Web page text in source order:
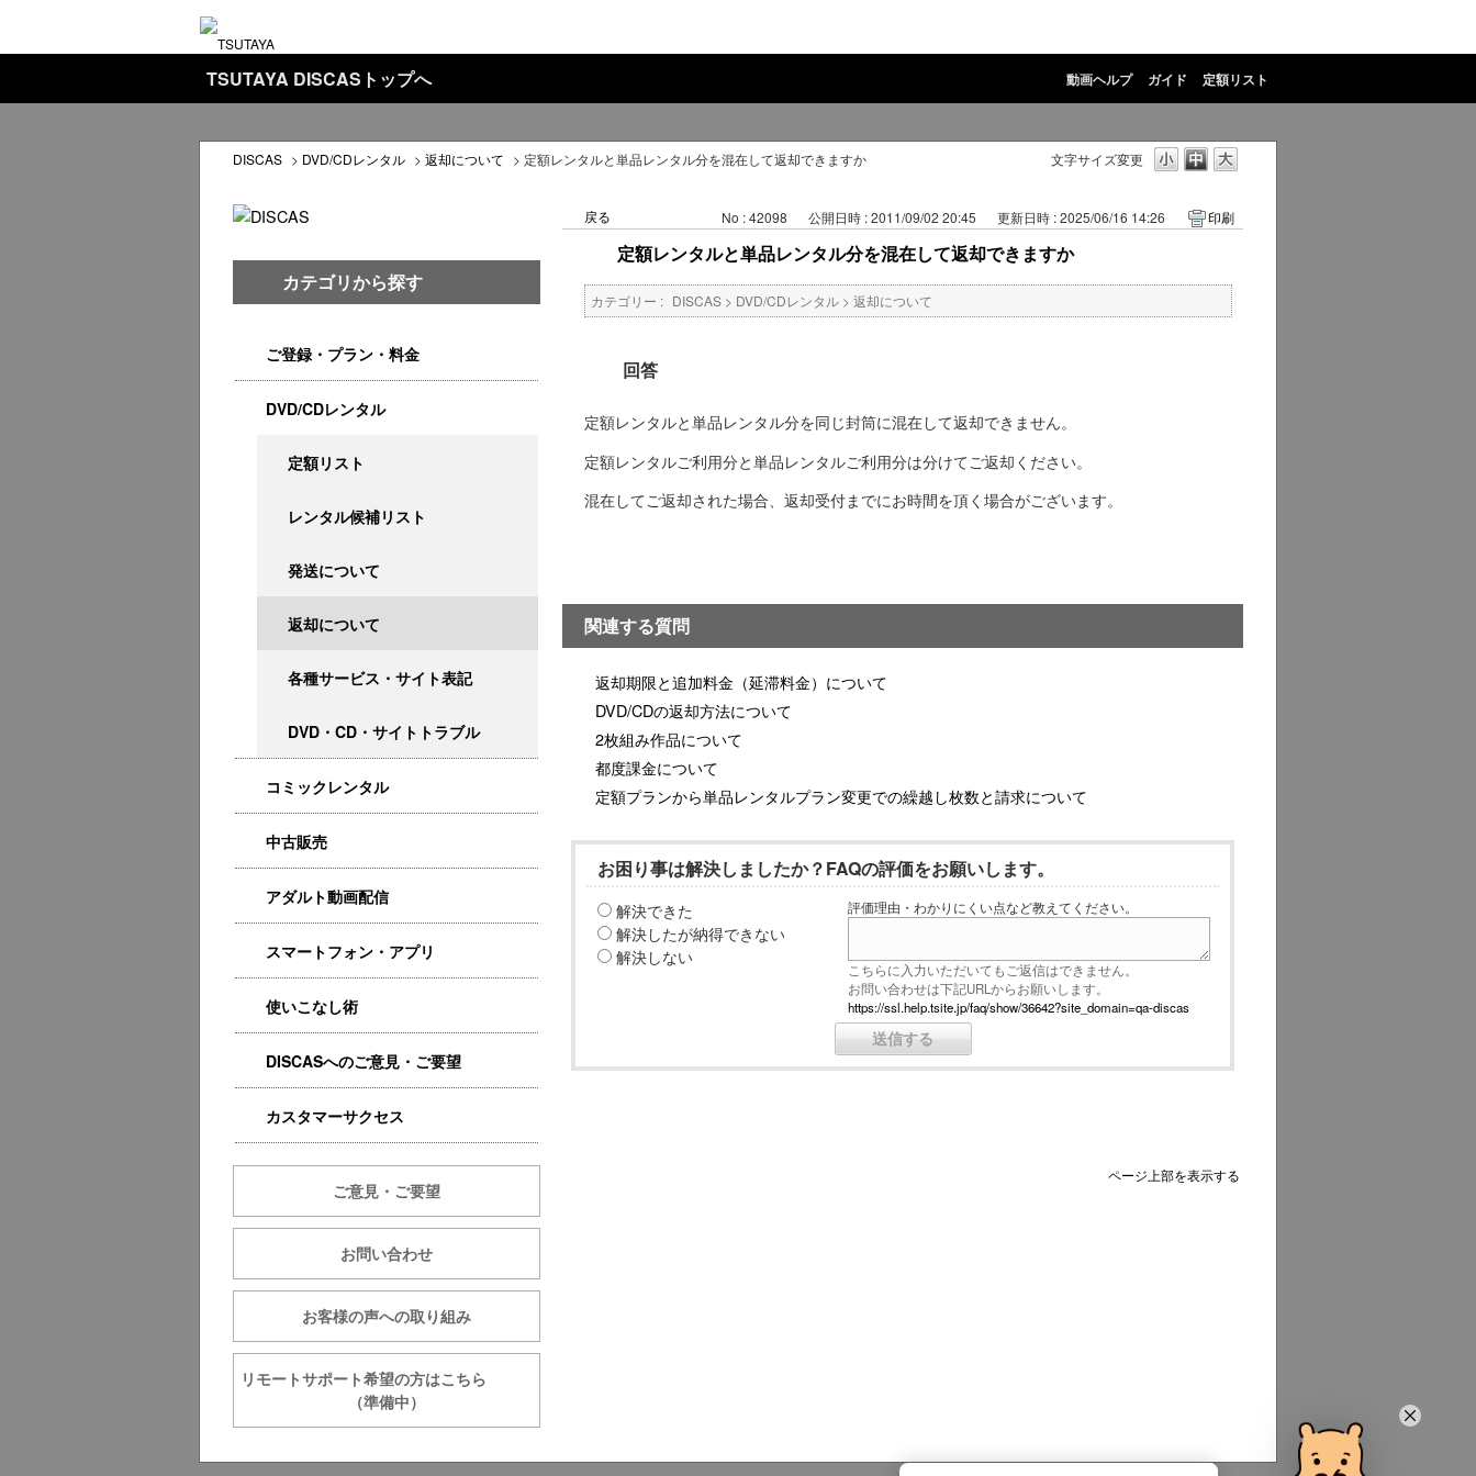
TSUTAYA DISCASトップへ 動画ヘルプ ガイド 定額リスト
文字サイズ変更
DISCAS > DVD/CDレンタル > 返却について > 定額レンタルと単品レンタル分を混在して返却できますか
カテゴリから探す
ご登録・プラン・料金
DVD/CDレンタル
定額リスト
レンタル候補リスト
発送について
返却について
各種サービス・サイト表記
DVD・CD・サイトトラブル
コミックレンタル
中古販売
アダルト動画配信
スマートフォン・アプリ
使いこなし術
DISCASへのご意見・ご要望
カスタマーサクセス
ご意見・ご要望
お問い合わせ
お客様の声への取り組み
リモートサポート希望の方はこちら
（準備中）
戻る No : 42098 公開日時 : 2011/09/02 20:45 更新日時 : 2025/06/16 14:26 印刷
定額レンタルと単品レンタル分を混在して返却できますか
カテゴリー : DISCAS > DVD/CDレンタル > 返却について
回答
定額レンタルと単品レンタル分を同じ封筒に混在して返却できません。
定額レンタルご利用分と単品レンタルご利用分は分けてご返却ください。
混在してご返却された場合、返却受付までにお時間を頂く場合がございます。
関連する質問
返却期限と追加料金（延滞料金）について
DVD/CDの返却方法について
2枚組み作品について
都度課金について
定額プランから単品レンタルプラン変更での繰越し枚数と請求について
お困り事は解決しましたか？FAQの評価をお願いします。
解決できた
解決したが納得できない
解決しない
評価理由・わかりにくい点など教えてください。
こちらに入力いただいてもご返信はできません。
お問い合わせは下記URLからお願いします。
https://ssl.help.tsite.jp/faq/show/36642?site_domain=qa-discas
ページ上部を表示する